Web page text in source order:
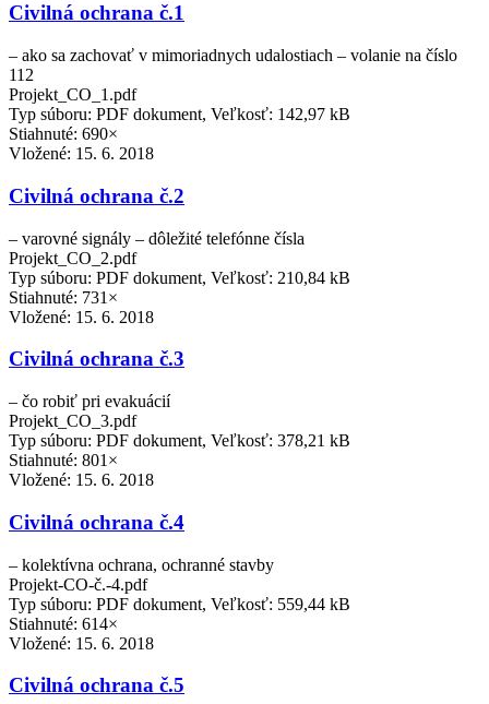
Civilná ochrana č.1
– ako sa zachovať v mimoriadnych udalostiach – volanie na číslo
112
Projekt_CO_1.pdf
Typ súboru: PDF dokument, Veľkosť: 142,97 kB
Stiahnuté: 690×
Vložené: 15. 6. 2018
Civilná ochrana č.2
– varovné signály – dôležité telefónne čísla
Projekt_CO_2.pdf
Typ súboru: PDF dokument, Veľkosť: 210,84 kB
Stiahnuté: 731×
Vložené: 15. 6. 2018
Civilná ochrana č.3
– čo robiť pri evakuácií
Projekt_CO_3.pdf
Typ súboru: PDF dokument, Veľkosť: 378,21 kB
Stiahnuté: 801×
Vložené: 15. 6. 2018
Civilná ochrana č.4
– kolektívna ochrana, ochranné stavby
Projekt-CO-č.-4.pdf
Typ súboru: PDF dokument, Veľkosť: 559,44 kB
Stiahnuté: 614×
Vložené: 15. 6. 2018
Civilná ochrana č.5